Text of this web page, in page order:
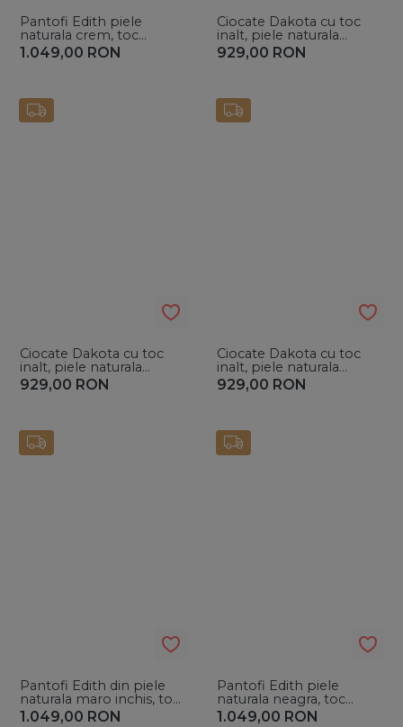
Pantofi Edith piele
naturala crem, toc
subtire si piele de ponei
1.049,00 RON
Ciocate Dakota cu toc
inalt, piele naturala
intoarsa gri inchis
929,00 RON
Ciocate Dakota cu toc
inalt, piele naturala
intoarsa neagra cu
accesorii aurii
929,00 RON
Ciocate Dakota cu toc
inalt, piele naturala
intoarsa neagra cu
accesorii argintii
929,00 RON
Pantofi Edith din piele
naturala maro inchis, toc
subtire si piele de ponei
1.049,00 RON
Pantofi Edith piele
naturala neagra, toc
subtire si piele de ponei
1.049,00 RON